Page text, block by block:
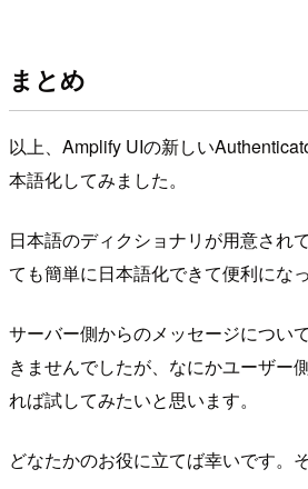
まとめ
以上、Amplify UIの新しい
本語化してみました。
日本語のディクショナリが用意され
ても簡単に日本語化できて便利にな
サーバー側からのメッセージについ
きませんでしたが、なにかユーザー
れば試してみたいと思います。
どなたかのお役に立てば幸いです。